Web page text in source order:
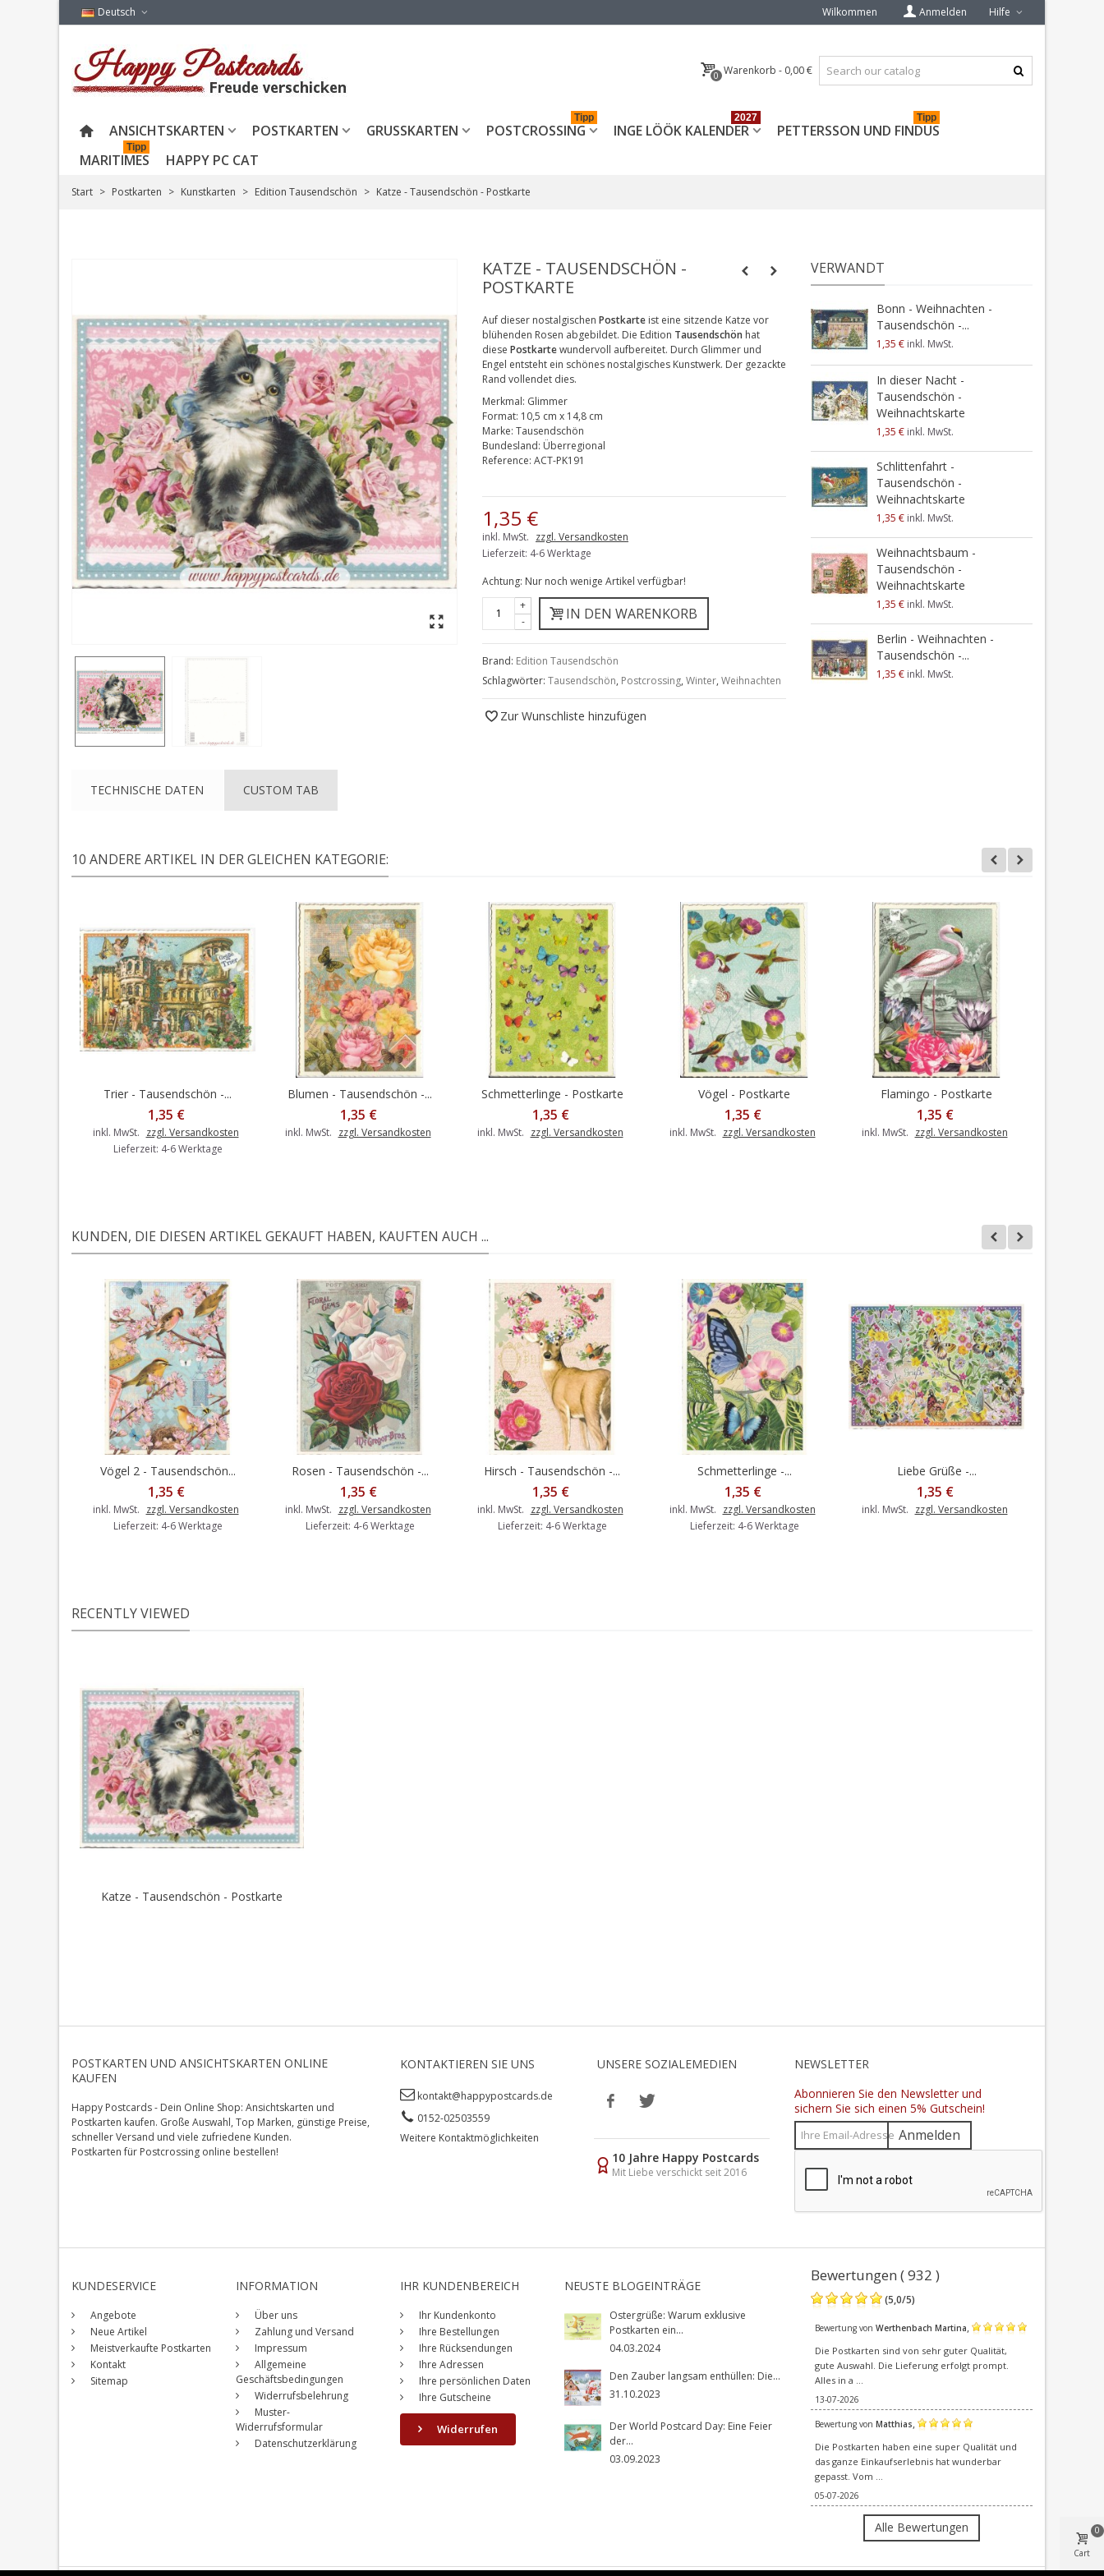
Deutsch Wilkommen Anmelden Hilfe
0 Warenkorb - 0,00 €
ANSICHTSKARTEN POSTKARTEN GRUSSKARTEN POSTCROSSING
Tipp
INGE LÖÖK KALENDER
2027
PETTERSSON UND FINDUS
Tipp
MARITIMES
Tipp
HAPPY PC CAT
Start > Postkarten > Kunstkarten > Edition Tausendschön > Katze - Tausendschön - Postkarte
KATZE - TAUSENDSCHÖN -
POSTKARTE
Auf dieser nostalgischen Postkarte ist eine sitzende Katze vor
blühenden Rosen abgebildet. Die Edition Tausendschön hat
diese Postkartewundervoll aufbereitet. Durch Glimmer und
Engel entsteht ein schönes nostalgisches Kunstwerk. Der gezackte
Rand vollendet dies.
Merkmal: Glimmer
Format: 10,5 cm x 14,8 cm
Marke: Tausendschön
Bundesland: Überregional
Reference: ACT-PK191
1,35 €
inkl. MwSt. zzgl. Versandkosten
Lieferzeit: 4-6 Werktage
Achtung: Nur noch wenige Artikel verfügbar!
-
+ IN DEN WARENKORB
Brand: Edition Tausendschön
Schlagwörter: Tausendschön, Postcrossing, Winter, Weihnachten
Zur Wunschliste hinzufügen
VERWANDT
Bonn - Weihnachten -
Tausendschön -...
1,35 € inkl. MwSt.
In dieser Nacht -
Tausendschön -
Weihnachtskarte
1,35 € inkl. MwSt.
Schlittenfahrt -
Tausendschön -
Weihnachtskarte
1,35 € inkl. MwSt.
Weihnachtsbaum -
Tausendschön -
Weihnachtskarte
1,35 € inkl. MwSt.
Berlin - Weihnachten -
Tausendschön -...
1,35 € inkl. MwSt.
TECHNISCHE DATEN CUSTOM TAB
10 ANDERE ARTIKEL IN DER GLEICHEN KATEGORIE:
In den Warenkorb
Trier - Tausendschön -...
1,35 €
inkl. MwSt. zzgl. Versandkosten
Lieferzeit: 4-6 Werktage
Blumen - Tausendschön -...
1,35 €
inkl. MwSt. zzgl. Versandkosten
Schmetterlinge - Postkarte
1,35 €
inkl. MwSt. zzgl. Versandkosten
Vögel - Postkarte
1,35 €
inkl. MwSt. zzgl. Versandkosten
Flamingo - Postkarte
1,35 €
inkl. MwSt. zzgl. Versandkosten
KUNDEN, DIE DIESEN ARTIKEL GEKAUFT HABEN, KAUFTEN AUCH ...
In den Warenkorb
Vögel 2 - Tausendschön...
1,35 €
inkl. MwSt. zzgl. Versandkosten
Lieferzeit: 4-6 Werktage
In den Warenkorb
Rosen - Tausendschön -...
1,35 €
inkl. MwSt. zzgl. Versandkosten
Lieferzeit: 4-6 Werktage
In den Warenkorb
Hirsch - Tausendschön -...
1,35 €
inkl. MwSt. zzgl. Versandkosten
Lieferzeit: 4-6 Werktage
In den Warenkorb
Schmetterlinge -...
1,35 €
inkl. MwSt. zzgl. Versandkosten
Lieferzeit: 4-6 Werktage
Liebe Grüße -...
1,35 €
inkl. MwSt. zzgl. Versandkosten
RECENTLY VIEWED
Katze - Tausendschön - Postkarte
POSTKARTEN UND ANSICHTSKARTEN ONLINE
KAUFEN
Happy Postcards - Dein Online Shop: Ansichtskarten und
Postkarten kaufen. Große Auswahl, Top Marken, günstige Preise,
schneller Versand und viele zufriedene Kunden.
Postkarten für Postcrossing online bestellen!
KONTAKTIEREN SIE UNS
kontakt@happypostcards.de
0152-02503559
Weitere Kontaktmöglichkeiten
UNSERE SOZIALEMEDIEN
10 Jahre Happy Postcards
Mit Liebe verschickt seit 2016
NEWSLETTER
Abonnieren Sie den Newsletter und
sichern Sie sich einen 5% Gutschein!
Anmelden
KUNDESERVICE
Angebote
Neue Artikel
Meistverkaufte Postkarten
Kontakt
Sitemap
INFORMATION
Über uns
Zahlung und Versand
Impressum
Allgemeine
Geschäftsbedingungen
Widerrufsbelehrung
Muster-
Widerrufsformular
Datenschutzerklärung
IHR KUNDENBEREICH
Ihr Kundenkonto
Ihre Bestellungen
Ihre Rücksendungen
Ihre Adressen
Ihre persönlichen Daten
Ihre Gutscheine
Widerrufen
NEUSTE BLOGEINTRÄGE
Ostergrüße: Warum exklusive
Postkarten ein...
04.03.2024
Den Zauber langsam enthüllen: Die...
31.10.2023
Der World Postcard Day: Eine Feier
der...
03.09.2023
Bewertungen ( 932 )
(5,0/5)
Bewertung von Werthenbach Martina,
Die Postkarten sind von sehr guter Qualität,
gute Auswahl. Die Lieferung erfolgt prompt.
Alles in a ...
13-07-2026
Bewertung von Matthias,
Die Postkarten haben eine super Qualität und
das ganze Einkaufserlebnis hat wunderbar
gepasst. Vom ...
05-07-2026
Alle Bewertungen
Cart
0